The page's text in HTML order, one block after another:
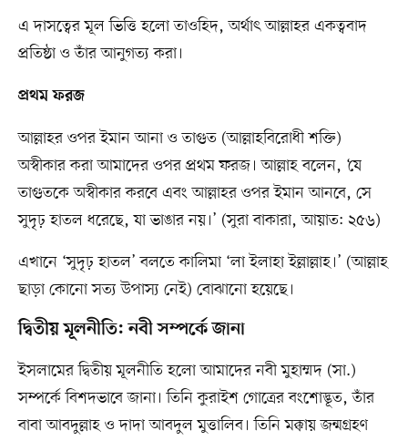
এ দাসত্বের মূল ভিত্তি হলো তাওহিদ, অর্থাৎ আল্লাহর একত্ববাদ
প্রতিষ্ঠা ও তাঁর আনুগত্য করা।
প্রথম ফরজ
আল্লাহর ওপর ইমান আনা ও তাগুত (আল্লাহবিরোধী শক্তি)
অস্বীকার করা আমাদের ওপর প্রথম ফরজ। আল্লাহ বলেন, ‘যে
তাগুতকে অস্বীকার করবে এবং আল্লাহর ওপর ইমান আনবে, সে
সুদৃঢ় হাতল ধরেছে, যা ভাঙার নয়।’ (সুরা বাকারা, আয়াত: ২৫৬)
এখানে ‘সুদৃঢ় হাতল’ বলতে কালিমা ‘লা ইলাহা ইল্লাল্লাহ।’ (আল্লাহ
ছাড়া কোনো সত্য উপাস্য নেই) বোঝানো হয়েছে।
দ্বিতীয় মূলনীতি: নবী সম্পর্কে জানা
ইসলামের দ্বিতীয় মূলনীতি হলো আমাদের নবী মুহাম্মদ (সা.)
সম্পর্কে বিশদভাবে জানা। তিনি কুরাইশ গোত্রের বংশোদ্ভূত, তাঁর
বাবা আবদুল্লাহ ও দাদা আবদুল মুত্তালিব। তিনি মক্কায় জন্মগ্রহণ